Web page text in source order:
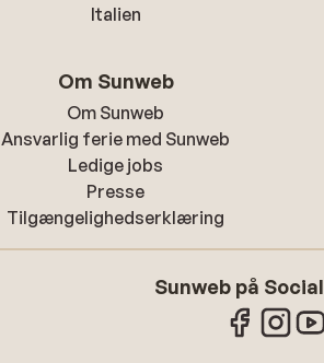
Italien
Om Sunweb
Om Sunweb
Ansvarlig ferie med Sunweb
Ledige jobs
Presse
Tilgængelighedserklæring
Sunweb på